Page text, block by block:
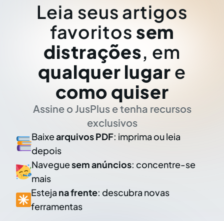
Leia seus artigos
favoritos sem
distrações, em
qualquer lugar e
como quiser
Assine o JusPlus e tenha recursos
exclusivos
Baixearquivos PDF: imprima ou leia
depois
Naveguesem anúncios: concentre-se
mais
Esteja na frente: descubra novas
ferramentas